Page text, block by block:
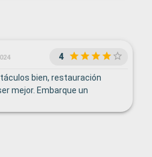
4
bien, restauración
mejor. Embarque un